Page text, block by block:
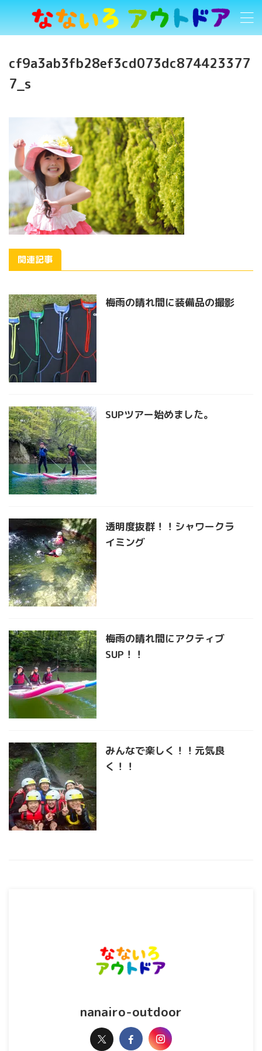
cf9a3ab3fb28ef3cd073dc874423377
7_s
関連記事
梅雨の晴れ間に装備品の撮影
SUPツアー始めました。
透明度抜群！！シャワークラ
イミング
梅雨の晴れ間にアクティブ
SUP！！
みんなで楽しく！！元気良
く！！
nanairo-outdoor